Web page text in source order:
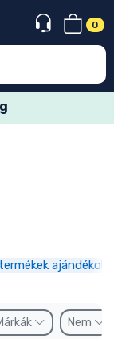
0
ajándékok
Nem